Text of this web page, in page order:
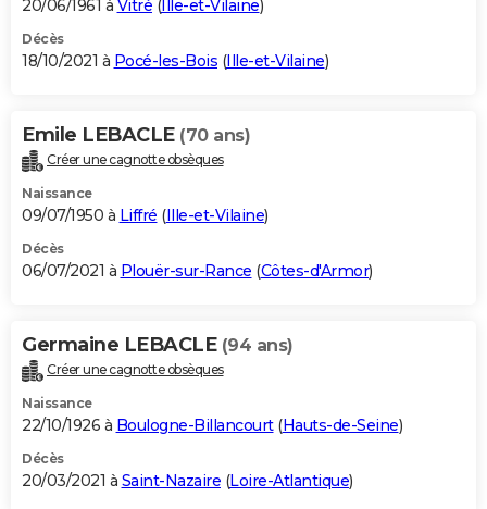
20/06/1961 à Vitré ( Ille-et-Vilaine)
Décès
18/10/2021 à Pocé-les-Bois (Ille-et-Vilaine)
Emile LEBACLE (70 ans)
Créer une cagnotte obsèques
Naissance
09/07/1950 à Liffré (Ille-et-Vilaine)
Décès
06/07/2021 à Plouër-sur-Rance (Côtes-d'Armor)
Germaine LEBACLE (94 ans)
Créer une cagnotte obsèques
Naissance
22/10/1926 à Boulogne-Billancourt(Hauts-de-Seine)
Décès
20/03/2021 à Saint-Nazaire (Loire-Atlantique)